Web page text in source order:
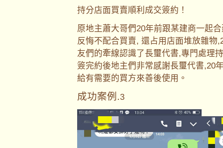
持分店面買賣順利成交簽約！
原地主蕭大哥們20年前跟某建商一起
反悔不配合買賣, 還占用店面堆放雜物
友們的牽線認識了長璽代書,專門處理
簽完約後地主們非常感謝長璽代書,20
給有需要的買方來善後使用。
成功案例.3